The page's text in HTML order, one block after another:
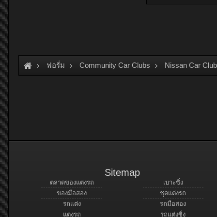
ฟอรั่ม Community Car Clubs Nissan Car
Sitemap
ตลาดของแต่งรถ
ของมือสอง
รถแต่ง
แต่งรถ
เบาะซิ่ง
ชุดแต่งรถ
รถมือสอง
รถแต่งซิ่ง